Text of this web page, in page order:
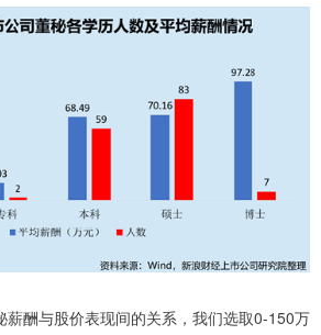
酬与股价表现间的关系，我们选取0-150万